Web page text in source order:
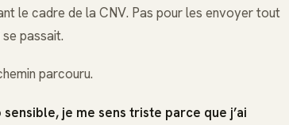
le cadre de la CNV. Pas pour les envoyer tout
passait.
parcouru.
je me sens triste parce que j’ai